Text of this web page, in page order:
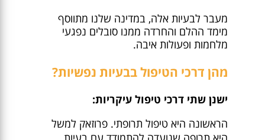
מעבר לבעיות אלה, במדינה שלנו מתווסף
מימד ההלם והחרדה ממנו סובלים נפגעי
מלחמות ופעולות איבה.
מהן דרכי הטיפול בבעיות נפשיות?
ישנן שתי דרכי טיפול עיקריות:
הראשונה היא טיפול תרופתי. פרוזאק למשל